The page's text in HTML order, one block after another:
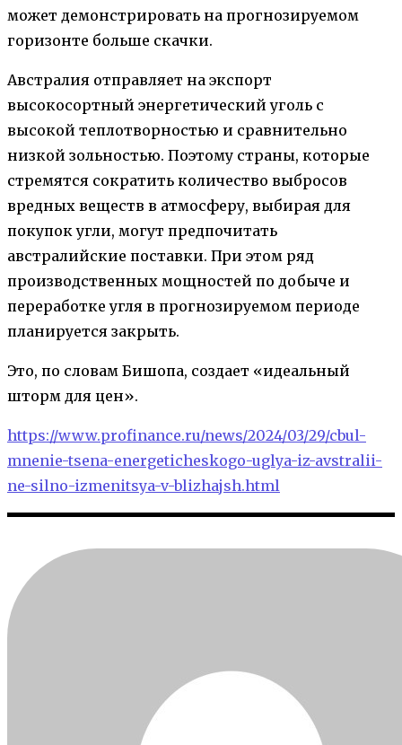
может демонстрировать на прогнозируемом
горизонте больше скачки.
Австралия отправляет на экспорт
высокосортный энергетический уголь с
высокой теплотворностью и сравнительно
низкой зольностью. Поэтому страны, которые
стремятся сократить количество выбросов
вредных веществ в атмосферу, выбирая для
покупок угли, могут предпочитать
австралийские поставки. При этом ряд
производственных мощностей по добыче и
переработке угля в прогнозируемом периоде
планируется закрыть.
Это, по словам Бишопа, создает «идеальный
шторм для цен».
https://www.profinance.ru/news/2024/03/29/cbul-
mnenie-tsena-energeticheskogo-uglya-iz-avstralii-
ne-silno-izmenitsya-v-blizhajsh.html